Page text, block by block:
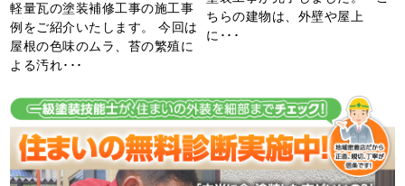
軽量瓦の塗装補修工事の施工事
例をご紹介いたします。 今回は
屋根の色味のムラ、苔の繁殖に
よる汚れ･･･
ちらの建物は、外壁や屋上
に･･･